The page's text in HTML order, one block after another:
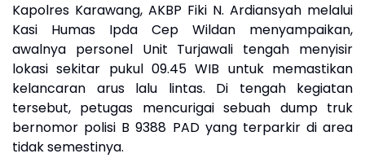
Kapolres Karawang, AKBP Fiki N. Ardiansyah melalui
Kasi Humas Ipda Cep Wildan menyampaikan,
awalnya personel Unit Turjawali tengah menyisir
lokasi sekitar pukul 09.45 WIB untuk memastikan
kelancaran arus lalu lintas. Di tengah kegiatan
tersebut, petugas mencurigai sebuah dump truk
bernomor polisi B 9388 PAD yang terparkir di area
tidak semestinya.